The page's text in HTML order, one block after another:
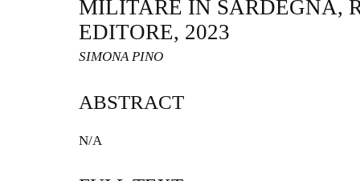
MILITARE IN SARDEGNA,
EDITORE, 2023
SIMONA PINO
ABSTRACT
N/A